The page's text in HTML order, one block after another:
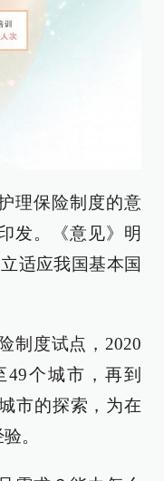
理保险制度的意
发。《意见》明
适应我国基本国
制度试点，2020
个城市，再到
市的探索，为在
。